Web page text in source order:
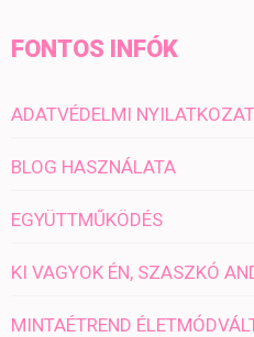
FONTOS INFÓK
ADATVÉDELMI NYILATKOZAT
BLOG HASZNÁLATA
EGYÜTTMŰKÖDÉS
KI VAGYOK ÉN, SZASZKÓ
MINTAÉTREND